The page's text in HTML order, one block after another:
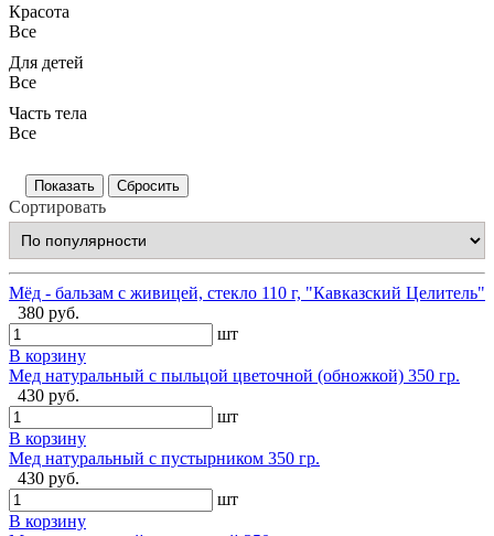
Красота
Все
Для детей
Все
Часть тела
Все
Сортировать
Мёд - бальзам с живицей, стекло 110 г, "Кавказский Целитель"
380 руб.
шт
В корзину
Мед натуральный с пыльцой цветочной (обножкой) 350 гр.
430 руб.
шт
В корзину
Мед натуральный с пустырником 350 гр.
430 руб.
шт
В корзину